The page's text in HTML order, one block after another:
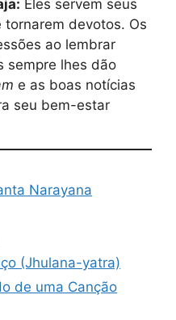
Eles servem seus
devotos. Os
ao lembrar
sempre lhes dão
e as boas notícias
seu bem-estar
Narayana
(Jhulana-yatra)
de uma Canção